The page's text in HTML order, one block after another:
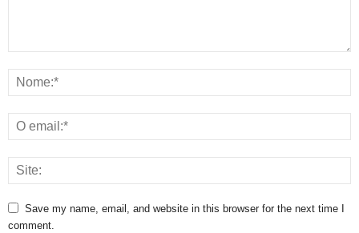
Save my name, email, and website in this browser for the next time I
comment.